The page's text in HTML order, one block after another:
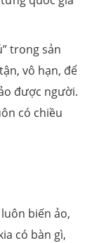
trong sản
vô hạn, để
được người.
có chiều
biến ảo,
có bàn gì,